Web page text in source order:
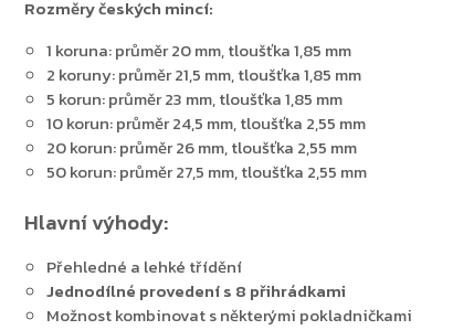
Rozměry českých mincí:
1 koruna: průměr 20 mm, tloušťka 1,85 mm
2 koruny: průměr 21,5 mm, tloušťka 1,85 mm
5 korun: průměr 23 mm, tloušťka 1,85 mm
10 korun: průměr 24,5 mm, tloušťka 2,55 mm
20 korun: průměr 26 mm, tloušťka 2,55 mm
50 korun: průměr 27,5 mm, tloušťka 2,55 mm
Hlavní výhody:
Přehledné a lehké třídění
Jednodílné provedení s 8 přihrádkami
Možnost kombinovat s některými pokladničkami